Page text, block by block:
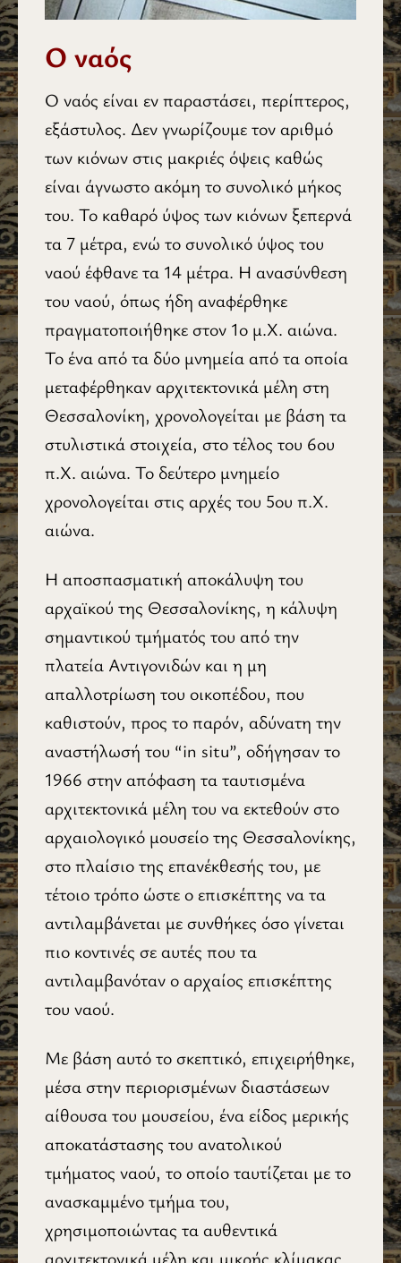
Ο ναός
Ο ναός είναι εν παραστάσει, περίπτερος,
εξάστυλος. Δεν γνωρίζουμε τον αριθμό
των κιόνων στις μακριές όψεις καθώς
είναι άγνωστο ακόμη το συνολικό μήκος
του. Το καθαρό ύψος των κιόνων ξεπερνά
τα 7 μέτρα, ενώ το συνολικό ύψος του
ναού έφθανε τα 14 μέτρα. Η ανασύνθεση
του ναού, όπως ήδη αναφέρθηκε
πραγματοποιήθηκε στον 1ο μ.Χ. αιώνα.
Το ένα από τα δύο μνημεία από τα οποία
μεταφέρθηκαν αρχιτεκτονικά μέλη στη
Θεσσαλονίκη, χρονολογείται με βάση τα
στυλιστικά στοιχεία, στο τέλος του 6ου
π.Χ. αιώνα. Το δεύτερο μνημείο
χρονολογείται στις αρχές του 5ου π.Χ.
αιώνα.
Η αποσπασματική αποκάλυψη του
αρχαϊκού της Θεσσαλονίκης, η κάλυψη
σημαντικού τμήματός του από την
πλατεία Αντιγονιδών και η μη
απαλλοτρίωση του οικοπέδου, που
καθιστούν, προς το παρόν, αδύνατη την
αναστήλωσή του “in situ”, οδήγησαν το
1966 στην απόφαση τα ταυτισμένα
αρχιτεκτονικά μέλη του να εκτεθούν στο
αρχαιολογικό μουσείο της Θεσσαλονίκης,
στο πλαίσιο της επανέκθεσής του, με
τέτοιο τρόπο ώστε ο επισκέπτης να τα
αντιλαμβάνεται με συνθήκες όσο γίνεται
πιο κοντινές σε αυτές που τα
αντιλαμβανόταν ο αρχαίος επισκέπτης
του ναού.
Με βάση αυτό το σκεπτικό, επιχειρήθηκε,
μέσα στην περιορισμένων διαστάσεων
αίθουσα του μουσείου, ένα είδος μερικής
αποκατάστασης του ανατολικού
τμήματος ναού, το οποίο ταυτίζεται με το
ανασκαμμένο τμήμα του,
χρησιμοποιώντας τα αυθεντικά
αρχιτεκτονικά μέλη και μικρής κλίμακας